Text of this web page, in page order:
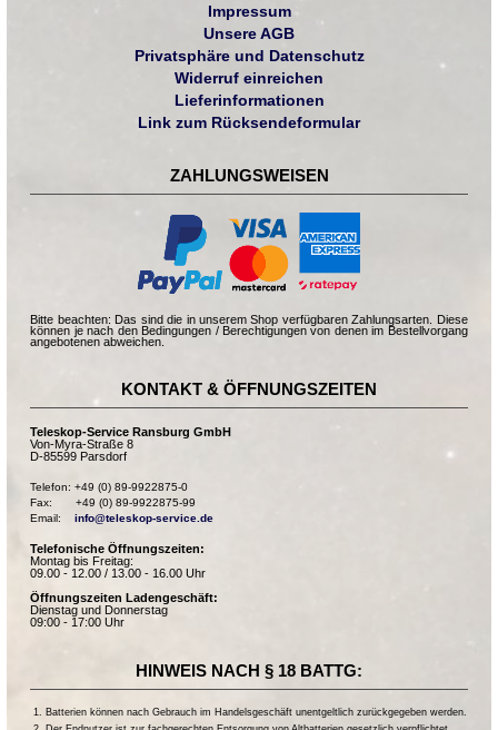
Impressum
Unsere AGB
Privatsphäre und Datenschutz
Widerruf einreichen
Lieferinformationen
Link zum Rücksendeformular
ZAHLUNGSWEISEN
Bitte beachten: Das sind die in unserem Shop verfügbaren Zahlungsarten. Diese
können je nach den Bedingungen / Berechtigungen von denen im Bestellvorgang
angebotenen abweichen.
KONTAKT & ÖFFNUNGSZEITEN
Teleskop-Service Ransburg GmbH
Von-Myra-Straße 8
D-85599 Parsdorf
Telefon: +49 (0) 89-9922875-0
Fax:       +49 (0) 89-9922875-99
Email: info@teleskop-service.de
Telefonische Öffnungszeiten:
Montag bis Freitag:
09.00 - 12.00 / 13.00 - 16.00 Uhr
Öffnungszeiten Ladengeschäft:
Dienstag und Donnerstag
09:00 - 17:00 Uhr
HINWEIS NACH § 18 BATTG:
Batterien können nach Gebrauch im Handelsgeschäft unentgeltlich zurückgegeben werden.